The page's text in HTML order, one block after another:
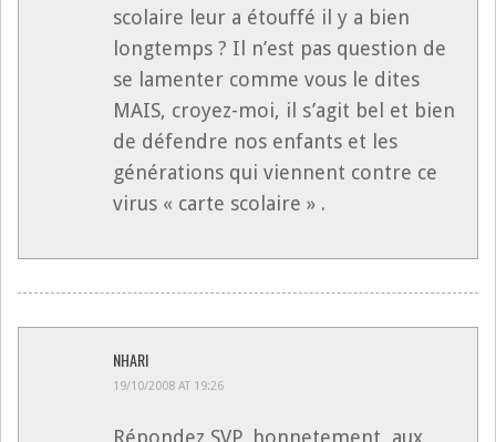
scolaire leur a étouffé il y a bien
longtemps ? Il n’est pas question de
se lamenter comme vous le dites
MAIS, croyez-moi, il s’agit bel et bien
de défendre nos enfants et les
générations qui viennent contre ce
virus « carte scolaire » .
NHARI
19/10/2008 AT 19:26